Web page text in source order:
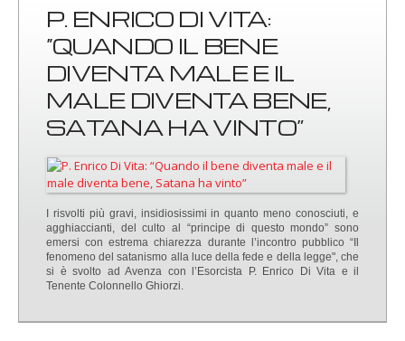
P. ENRICO DI VITA:
“QUANDO IL BENE
DIVENTA MALE E IL
MALE DIVENTA BENE,
SATANA HA VINTO”
I risvolti più gravi, insidiosissimi in quanto meno conosciuti, e
agghiaccianti, del culto al “principe di questo mondo” sono
emersi con estrema chiarezza durante l’incontro pubblico “Il
fenomeno del satanismo alla luce della fede e della legge", che
si è svolto ad Avenza con l’Esorcista P. Enrico Di Vita e il
Tenente Colonnello Ghiorzi.